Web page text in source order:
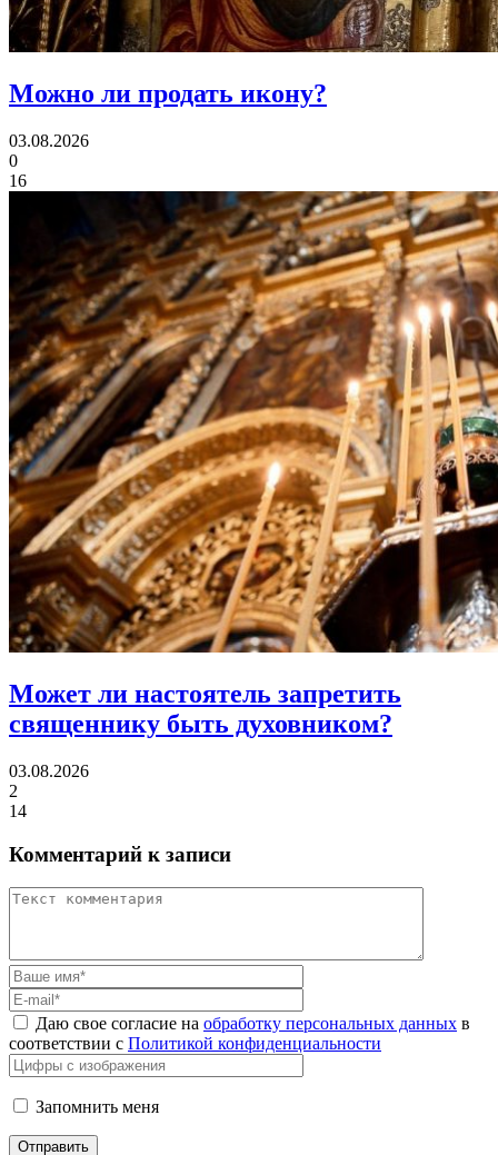
Можно ли продать икону?
03.08.2026
0
16
Может ли настоятель запретить
священнику быть духовником?
03.08.2026
2
14
Комментарий к записи
Даю свое согласие на обработку персональных данных в
соответствии с Политикой конфиденциальности
Запомнить меня